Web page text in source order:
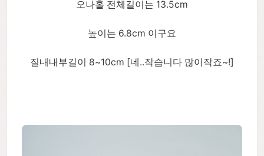
오나홀 전체길이는 13.5cm
높이는 6.8cm 이구요
질내내부길이 8~10cm [네..작습니다 많이작죠~!]